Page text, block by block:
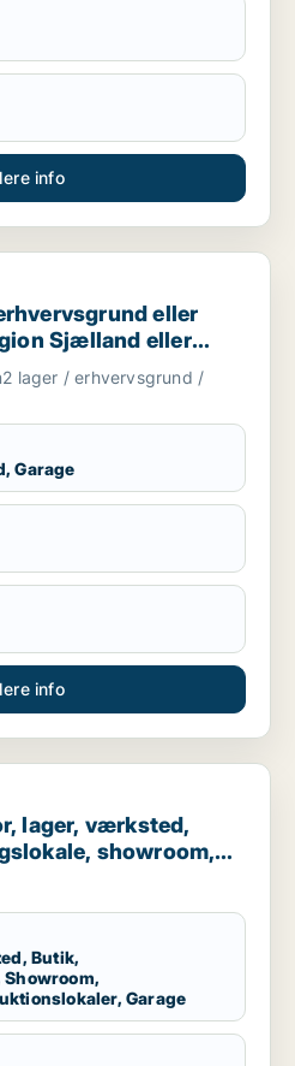
info
eller garage til salg i
eller
Sjælland eller
lager / erhvervsgrund /
Garage
info
værksted, butik,
lager, værksted,
showroom,
eller
Sjælland eller
Butik,
Garage